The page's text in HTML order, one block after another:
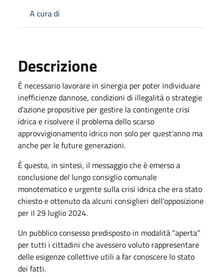
A cura di
Descrizione
È necessario lavorare in sinergia per poter individuare
inefficienze dannose, condizioni di illegalità o strategie
d’azione propositive per gestire la contingente crisi
idrica e risolvere il problema dello scarso
approvvigionamento idrico non solo per quest’anno ma
anche per le future generazioni.
È questo, in sintesi, il messaggio che è emerso a
conclusione del lungo consiglio comunale
monotematico e urgente sulla crisi idrica che era stato
chiesto e ottenuto da alcuni consiglieri dell’opposizione
per il 29 luglio 2024.
Un pubblico consesso predisposto in modalità "aperta"
per tutti i cittadini che avessero voluto rappresentare
delle esigenze collettive utili a far conoscere lo stato
dei fatti.